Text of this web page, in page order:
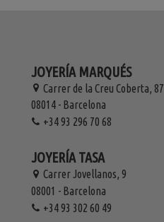
JOYERÍA MARQUÉS
Carrer de la Creu Coberta, 87
08014 - Barcelona
+34 93 296 70 68
JOYERÍA TASA
Carrer Jovellanos, 9
08001 - Barcelona
+34 93 302 60 49